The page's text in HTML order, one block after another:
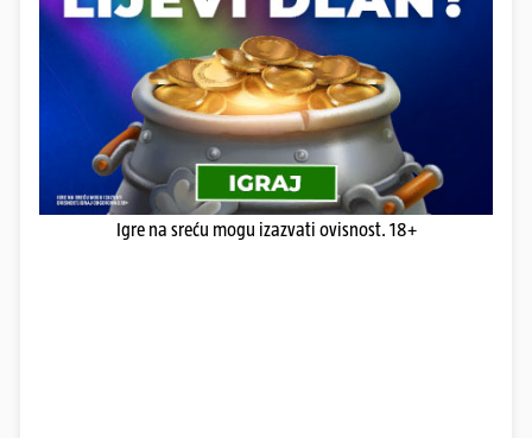
Igre na sreću mogu izazvati ovisnost. 18+